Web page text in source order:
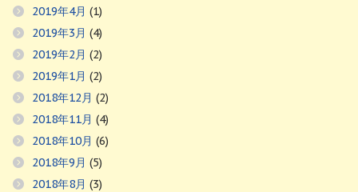
2019年4月 (1)
2019年3月 (4)
2019年2月 (2)
2019年1月 (2)
2018年12月 (2)
2018年11月 (4)
2018年10月 (6)
2018年9月 (5)
2018年8月 (3)